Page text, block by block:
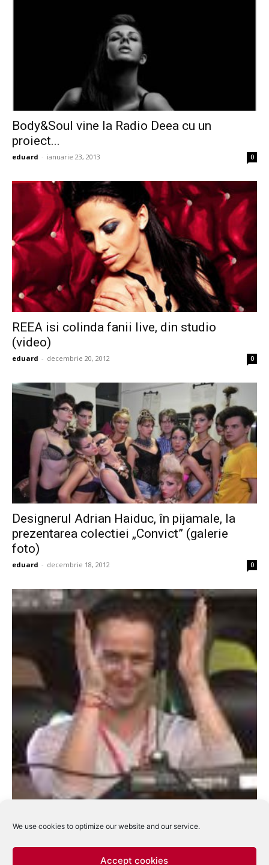
We use cookies to optimize our website and our service.
Accept cookies
Body&Soul vine la Radio Deea cu un
proiect...
eduard - ianuarie 23, 2013 0
REEA isi colinda fanii live, din studio
(video)
eduard - decembrie 20, 2012 0
Designerul Adrian Haiduc, în pijamale, la
prezentarea colectiei „Convict” (galerie
foto)
eduard - decembrie 18, 2012 0